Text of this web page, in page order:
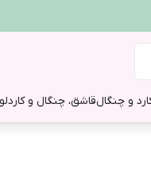
و چنگالقاشق، چنگال و کارد